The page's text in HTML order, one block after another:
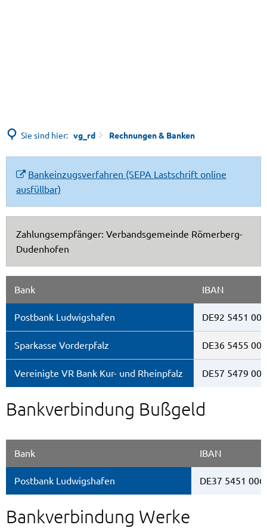
Sie sind hier: vg_rd Rechnungen & Banken
Rechnungen
&
Banken
Bankeinzugsverfahren (SEPA Lastschrift online
ausfüllbar)
Zahlungsempfänger: Verbandsgemeinde Römerberg-
Dudenhofen
Bank IBAN
Postbank Ludwigshafen DE92 5451
Sparkasse Vorderpfalz DE36 5455
Vereinigte VR Bank Kur- und Rheinpfalz DE57 5479
Bankverbindung Bußgeld
Bank IBAN
Postbank Ludwigshafen DE37 5451
Bankverbindung Werke